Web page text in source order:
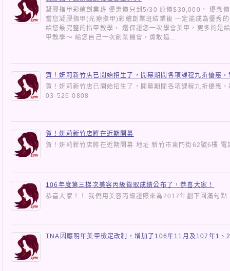
凝膠指甲彩繪創業班 優惠價只到5/30 原價$30,000， 優惠
當您凝膠指甲(光療指甲)彩繪創業班結業後 一定能成為優秀
給您最完整的指甲教學， 還保證您一次學會美甲，更多的是
甲教學～ 給您自己一次創業機會，勇敢追...
賀！妍莉新竹店已開始招生了，開幕期間各項課程九折優惠
賀！妍莉新竹店已開始招生了，開幕期間各項課程九折優惠
03-526-0808
賀！妍莉新竹店將在近期開幕
賀！妍莉新竹店將在近期開幕 地址 新竹市東門街62號6樓
106年度第三梯次美容丙級錄取成績公布了，恭喜大家！
恭喜大家！！ 我們用美容丙級證照來為2017年劃下圓滿句
TNA因應明年美甲檢定改制，增加了106年11月及107年1